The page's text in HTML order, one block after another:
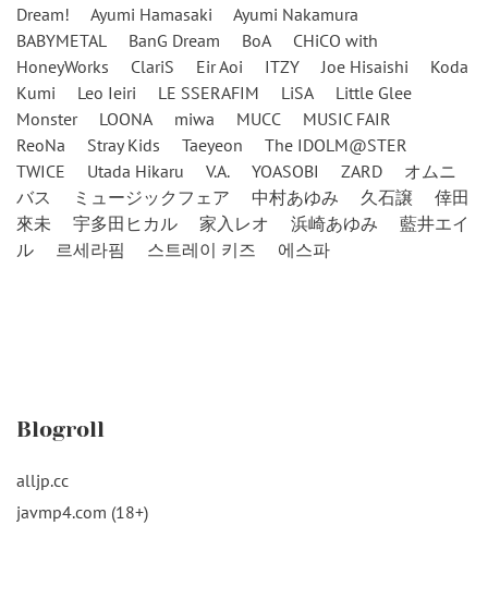
Dream!
Ayumi Hamasaki
Ayumi Nakamura
BABYMETAL
BanG Dream BoA
CHiCO with
HoneyWorks
ClariS Eir Aoi ITZY Joe Hisaishi
Koda
Kumi
Leo Ieiri LE SSERAFIM LiSA
Little Glee
Monster
LOONA miwa MUCC
MUSIC FAIR
ReoNa
Stray Kids Taeyeon
The IDOLM@STER
TWICE
Utada Hikaru V.A. YOASOBI ZARD
オムニ
バス
ミュージックフェア 中村あゆみ 久石譲
倖田
來未
宇多田ヒカル 家入レオ 浜崎あゆみ
藍井エイ
ル
르세라핌 스트레이 키즈 에스파
Blogroll
alljp.cc
javmp4.com (18+)